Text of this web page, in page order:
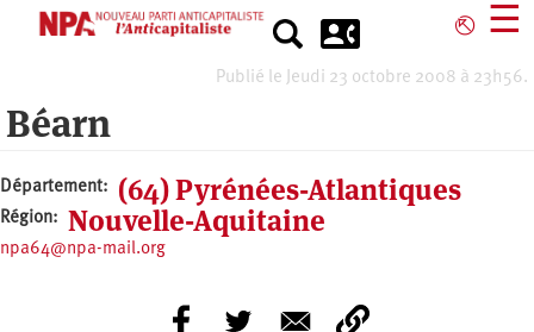
⎋ ☰
Publié le Jeudi 23 octobre 2008 à 23h56.
Béarn
Département (64) Pyrénées-Atlantiques
Région Nouvelle-Aquitaine
npa64@npa-mail.org